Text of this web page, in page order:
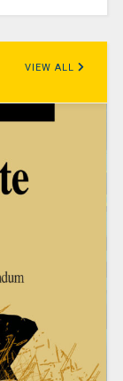
VIEW ALL